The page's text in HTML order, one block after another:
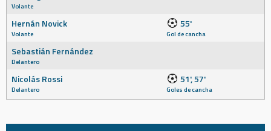
Volante
Hernán Novick
Volante
55'
Gol de cancha
Sebastián Fernández
Delantero
Nicolás Rossi
Delantero
51', 57'
Goles de cancha